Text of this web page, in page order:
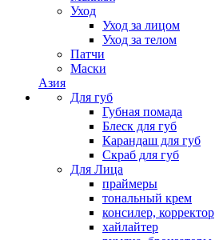
Уход
Уход за лицом
Уход за телом
Патчи
Маски
Азия
Для губ
Губная помада
Блеск для губ
Карандаш для губ
Скраб для губ
Для Лица
праймеры
тональный крем
консилер, корректор
хайлайтер